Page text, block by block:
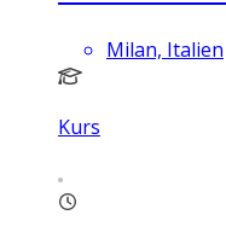
Milan, Italien
Kurs